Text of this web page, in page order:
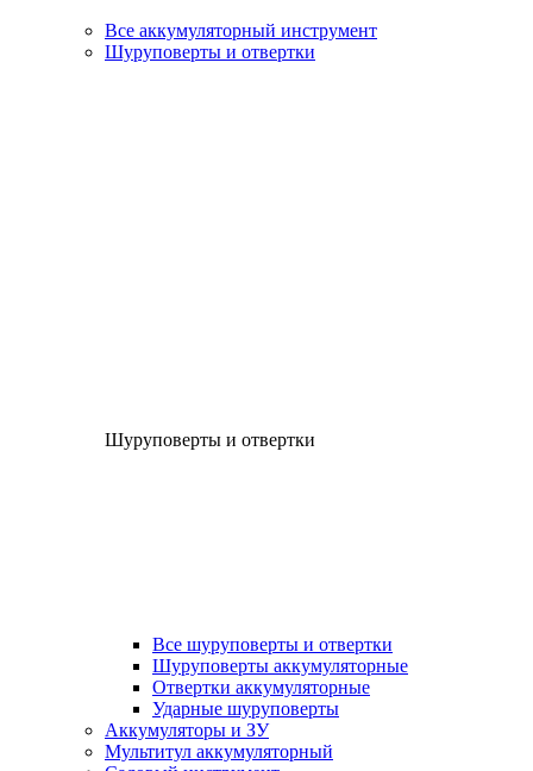
Все аккумуляторный инструмент
Шуруповерты и отвертки
Шуруповерты и отвертки
Все шуруповерты и отвертки
Шуруповерты аккумуляторные
Отвертки аккумуляторные
Ударные шуруповерты
Аккумуляторы и ЗУ
Мультитул аккумуляторный